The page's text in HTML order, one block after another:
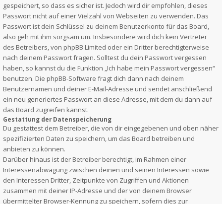
gespeichert, so dass es sicher ist. Jedoch wird dir empfohlen, dieses
Passwort nicht auf einer Vielzahl von Webseiten zu verwenden. Das
Passwort ist dein Schlüssel zu deinem Benutzerkonto für das Board,
also geh mit ihm sorgsam um. Insbesondere wird dich kein Vertreter
des Betreibers, von phpBB Limited oder ein Dritter berechtigterweise
nach deinem Passwort fragen. Solltest du dein Passwort vergessen
haben, so kannst du die Funktion „Ich habe mein Passwort vergessen“
benutzen. Die phpBB-Software fragt dich dann nach deinem
Benutzernamen und deiner E-Mail-Adresse und sendet anschließend
ein neu generiertes Passwort an diese Adresse, mit dem du dann auf
das Board zugreifen kannst.
Gestattung der Datenspeicherung
Du gestattest dem Betreiber, die von dir eingegebenen und oben näher
spezifizierten Daten zu speichern, um das Board betreiben und
anbieten zu können.
Darüber hinaus ist der Betreiber berechtigt, im Rahmen einer
Interessenabwägung zwischen deinen und seinen Interessen sowie
den Interessen Dritter, Zeitpunkte von Zugriffen und Aktionen
zusammen mit deiner IP-Adresse und der von deinem Browser
übermittelter Browser-Kennung zu speichern, sofern dies zur